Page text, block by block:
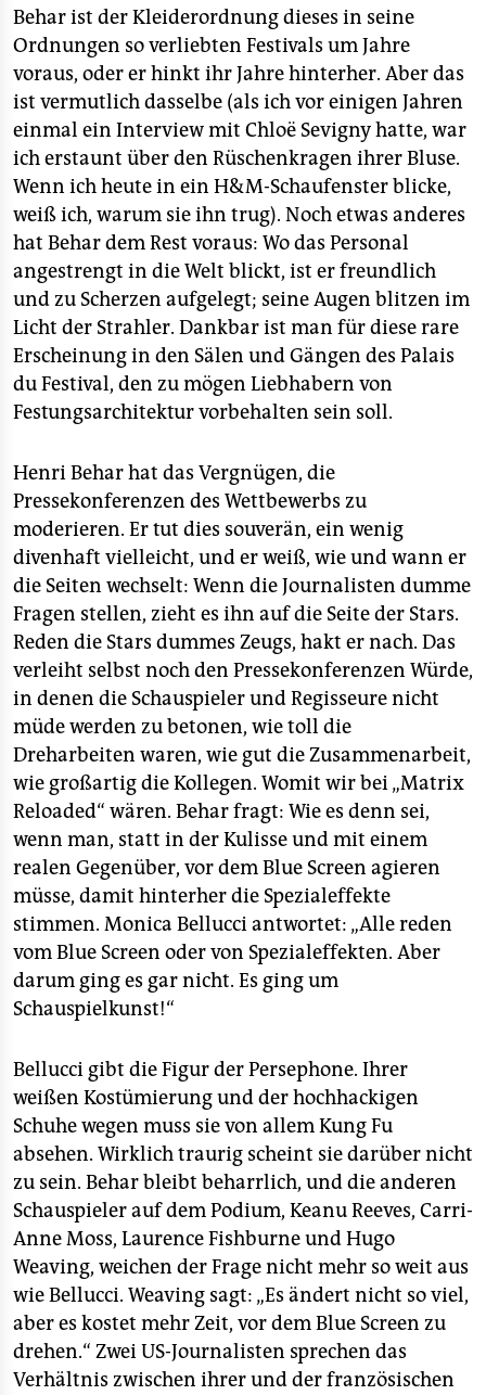
Behar ist der Kleiderordnung dieses in seine
Ordnungen so verliebten Festivals um Jahre
voraus, oder er hinkt ihr Jahre hinterher. Aber das
ist vermutlich dasselbe (als ich vor einigen Jahren
einmal ein Interview mit Chloë Sevigny hatte, war
ich erstaunt über den Rüschenkragen ihrer Bluse.
Wenn ich heute in ein H&M-Schaufenster blicke,
weiß ich, warum sie ihn trug). Noch etwas anderes
hat Behar dem Rest voraus: Wo das Personal
angestrengt in die Welt blickt, ist er freundlich
und zu Scherzen aufgelegt; seine Augen blitzen im
Licht der Strahler. Dankbar ist man für diese rare
Erscheinung in den Sälen und Gängen des Palais
du Festival, den zu mögen Liebhabern von
Festungsarchitektur vorbehalten sein soll.
Henri Behar hat das Vergnügen, die
Pressekonferenzen des Wettbewerbs zu
moderieren. Er tut dies souverän, ein wenig
divenhaft vielleicht, und er weiß, wie und wann er
die Seiten wechselt: Wenn die Journalisten dumme
Fragen stellen, zieht es ihn auf die Seite der Stars.
Reden die Stars dummes Zeugs, hakt er nach. Das
verleiht selbst noch den Pressekonferenzen Würde,
in denen die Schauspieler und Regisseure nicht
müde werden zu betonen, wie toll die
Dreharbeiten waren, wie gut die Zusammenarbeit,
wie großartig die Kollegen. Womit wir bei „Matrix
Reloaded“ wären. Behar fragt: Wie es denn sei,
wenn man, statt in der Kulisse und mit einem
realen Gegenüber, vor dem Blue Screen agieren
müsse, damit hinterher die Spezialeffekte
stimmen. Monica Bellucci antwortet: „Alle reden
vom Blue Screen oder von Spezialeffekten. Aber
darum ging es gar nicht. Es ging um
Schauspielkunst!“
Bellucci gibt die Figur der Persephone. Ihrer
weißen Kostümierung und der hochhackigen
Schuhe wegen muss sie von allem Kung Fu
absehen. Wirklich traurig scheint sie darüber nicht
zu sein. Behar bleibt beharrlich, und die anderen
Schauspieler auf dem Podium, Keanu Reeves, Carri-
Anne Moss, Laurence Fishburne und Hugo
Weaving, weichen der Frage nicht mehr so weit aus
wie Bellucci. Weaving sagt: „Es ändert nicht so viel,
aber es kostet mehr Zeit, vor dem Blue Screen zu
drehen.“ Zwei US-Journalisten sprechen das
Verhältnis zwischen ihrer und der französischen